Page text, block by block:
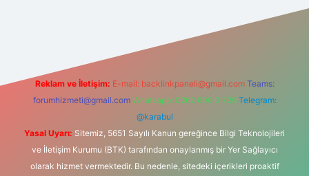
Reklam ve İletişim: E-mail: backlinkpaneli@gmail.com Teams:
forumhizmeti@gmail.com Whatsapp: 0262 606 0 726 Telegram:
@karabul
Yasal Uyarı: Sitemiz, 5651 Sayılı Kanun gereğince Bilgi Teknolojileri
ve İletişim Kurumu (BTK) tarafından onaylanmış bir Yer Sağlayıcı
olarak hizmet vermektedir. Bu nedenle, sitedeki içerikleri proaktif